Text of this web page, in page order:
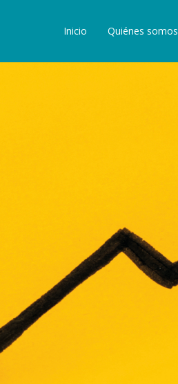
Inicio Quiénes somos